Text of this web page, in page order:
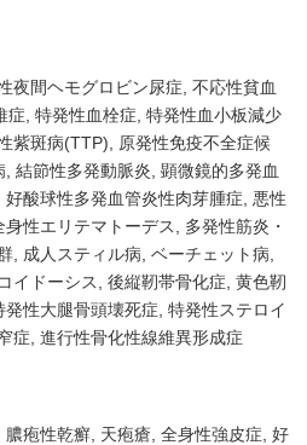
夜間ヘモグロビン尿症 不応性貧血
症 特発性血栓症 特発性血小板減少
紫斑病(TTP)
原発性免疫不全症候
結節性多発動脈炎 顕微鏡的多発血
好酸球性多発血管炎性肉芽腫症
悪性
身性エリテマトーデス
多発性筋炎・
成人スティル病 ベーチェット病
イドーシス 後縦靭帯骨化症 黄色靭
発性大腿骨頭壊死症 特発性ステロイ
症 進行性骨化性線維異形成症
膿疱性乾癬 天疱瘡 全身性強皮症 好